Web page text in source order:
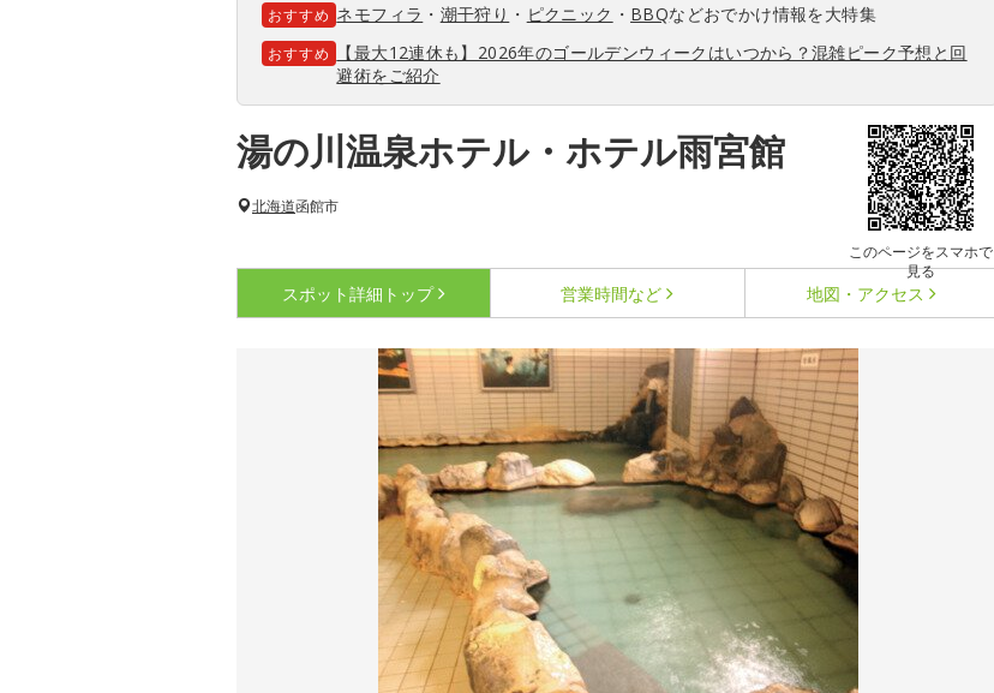
おすすめ ネモフィラ ・ 潮干狩り ・ ピクニック ・ BBQなどおでかけ情報を大特集
おすすめ
【最大12連休も】2026年のゴールデンウィークはいつから？混雑ピーク予想と回
避術をご紹介
湯の川温泉ホテル・ホテル雨宮館
このページをスマホで
見る
北海道函館市
スポット詳細 トップ 営業時間など 地図・アクセス